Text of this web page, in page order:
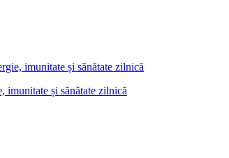
imunitate și sănătate zilnică